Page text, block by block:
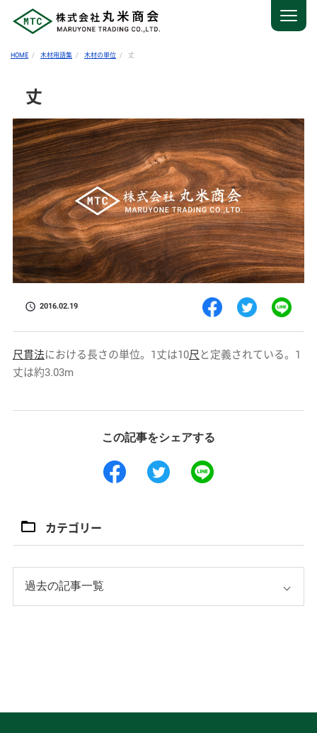
HOME 木材用語集 木材の単位 丈
丈
2016.02.19
尺貫法における長さの単位。1丈は10尺 と定義されている。1
丈は約3.03m
この記事をシェアする
カテゴリー